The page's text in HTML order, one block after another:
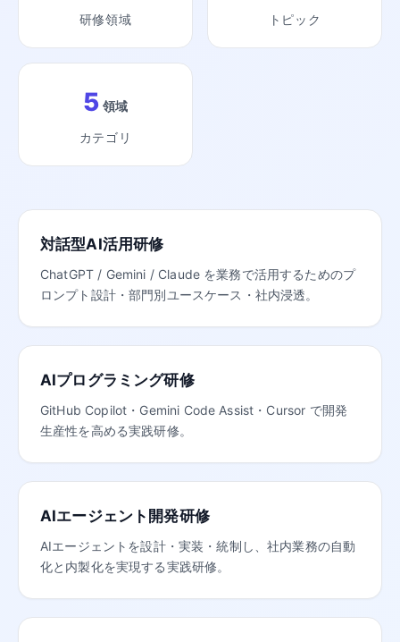
研修領域 トピック
5 領域
カテゴリ
対話型AI活用研修
ChatGPT / Gemini / Claude を業務で活用するためのプ
ロンプト設計・部門別ユースケース・社内浸透。
AIプログラミング研修
GitHub Copilot・Gemini Code Assist・Cursor で開発
生産性を高める実践研修。
AIエージェント開発研修
AIエージェントを設計・実装・統制し、社内業務の自動
化と内製化を実現する実践研修。